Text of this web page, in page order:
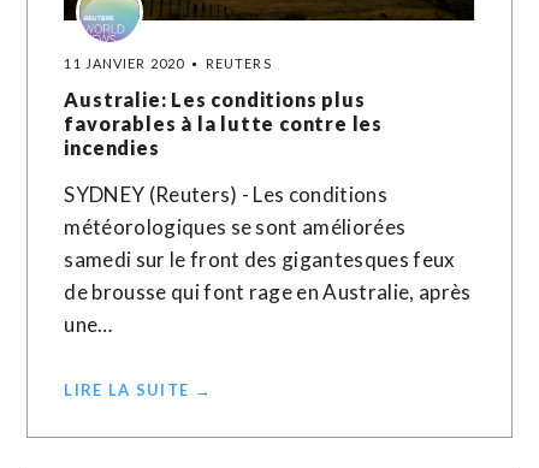
11 JANVIER 2020 REUTERS
Australie: Les conditions plus
favorables à la lutte contre les
incendies
SYDNEY (Reuters) - Les conditions
météorologiques se sont améliorées
samedi sur le front des gigantesques feux
de brousse qui font rage en Australie, après
une…
LIRE LA SUITE →